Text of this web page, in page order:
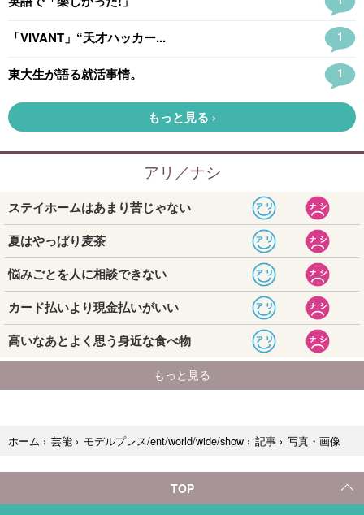
ホーム › 芸能 › モデルプレス/ent/world/wide/show › 記事 › 写真・画像
TOP